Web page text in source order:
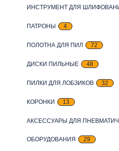
ИНСТРУМЕНТ ДЛЯ
ПАТРОНЫ 4
ПОЛОТНА ДЛЯ ПИЛ 72
ДИСКИ ПИЛЬНЫЕ 48
ПИЛКИ ДЛЯ ЛОБЗИКОВ 32
КОРОНКИ 13
АКСЕССУАРЫ ДЛЯ
ОБОРУДОВАНИЯ 29